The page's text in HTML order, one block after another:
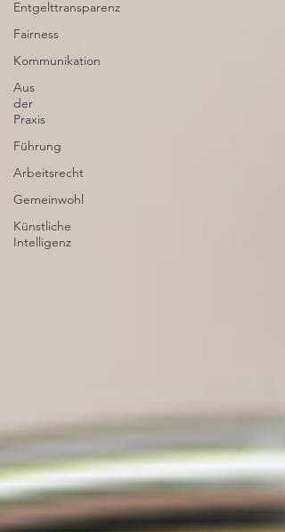
Entgelttransparenz
Fairness
Kommunikation
Aus
der
Praxis
Führung
Arbeitsrecht
Gemeinwohl
Künstliche
Intelligenz